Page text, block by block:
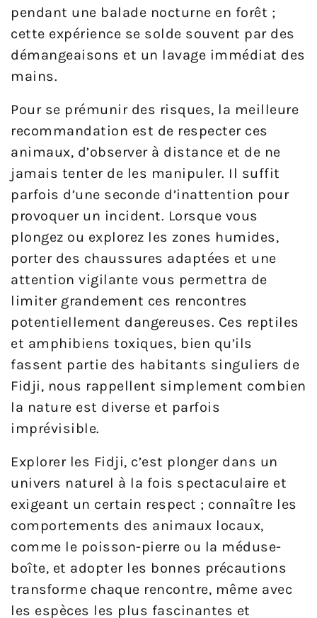
pendant une balade nocturne en forêt ;
cette expérience se solde souvent par des
démangeaisons et un lavage immédiat des
mains.
Pour se prémunir des risques, la meilleure
recommandation est de respecter ces
animaux, d’observer à distance et de ne
jamais tenter de les manipuler. Il suffit
parfois d’une seconde d’inattention pour
provoquer un incident. Lorsque vous
plongez ou explorez les zones humides,
porter des chaussures adaptées et une
attention vigilante vous permettra de
limiter grandement ces rencontres
potentiellement dangereuses. Ces reptiles
et amphibiens toxiques, bien qu’ils
fassent partie des habitants singuliers de
Fidji, nous rappellent simplement combien
la nature est diverse et parfois
imprévisible.
Explorer les Fidji, c’est plonger dans un
univers naturel à la fois spectaculaire et
exigeant un certain respect ; connaître les
comportements des animaux locaux,
comme le poisson-pierre ou la méduse-
boîte, et adopter les bonnes précautions
transforme chaque rencontre, même avec
les espèces les plus fascinantes et